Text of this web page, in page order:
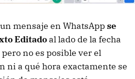
mensaje en WhatsAppse
Editado al lado de la fecha
no es posible ver el
ni a qué hora exactamente se